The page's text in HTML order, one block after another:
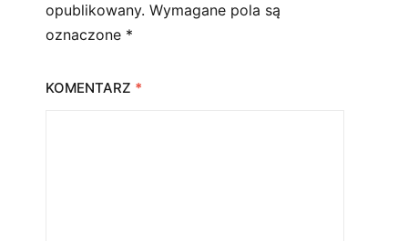
opublikowany. Wymagane pola są
oznaczone *
KOMENTARZ *